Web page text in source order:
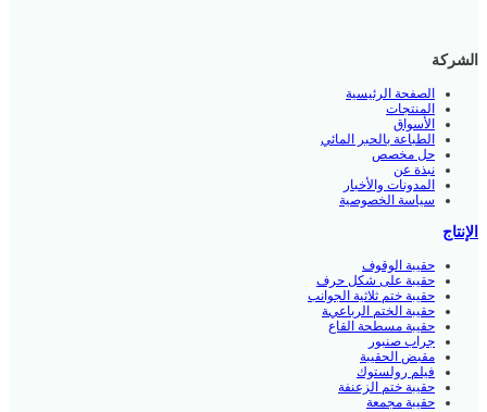
الشركة
الصفحة الرئيسية
المنتجات
الأسواق
الطباعة بالحبر المائي
حل مخصص
نبذة عن
المدونات والأخبار
سياسة الخصوصية
الإنتاج
حقيبة الوقوف
حقيبة على شكل حرف
حقيبة ختم ثلاثية الجوانب
حقيبة الختم الرباعية
حقيبة مسطحة القاع
جراب صنبور
مقبض الحقيبة
فيلم رولستوك
حقيبة ختم الزعنفة
حقيبة مجمعة